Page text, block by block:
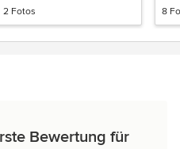
2 Fotos 8
Bewertung für